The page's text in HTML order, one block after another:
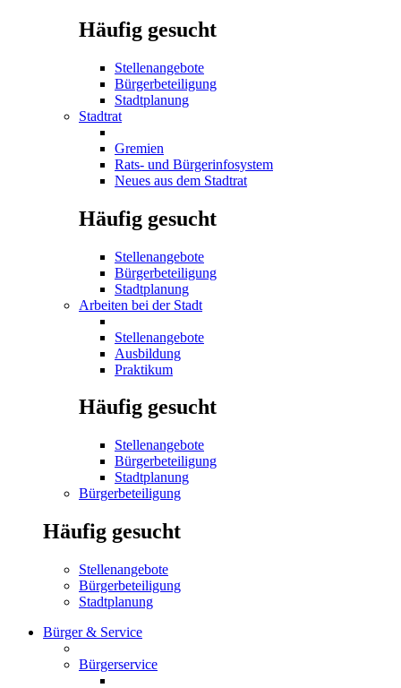
Häufig gesucht
Stellenangebote
Bürgerbeteiligung
Stadtplanung
Stadtrat
Gremien
Rats- und Bürgerinfosystem
Neues aus dem Stadtrat
Häufig gesucht
Stellenangebote
Bürgerbeteiligung
Stadtplanung
Arbeiten bei der Stadt
Stellenangebote
Ausbildung
Praktikum
Häufig gesucht
Stellenangebote
Bürgerbeteiligung
Stadtplanung
Bürgerbeteiligung
Häufig gesucht
Stellenangebote
Bürgerbeteiligung
Stadtplanung
Bürger & Service
Bürgerservice